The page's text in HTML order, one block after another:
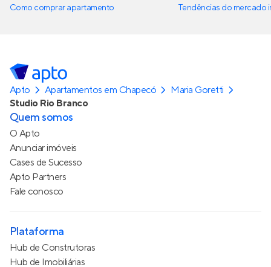
Como comprar apartamento
Tendências do mercado
Apto Apartamentos em Chapecó
Maria Goretti
Studio Rio Branco
Quem somos
O Apto
Anunciar imóveis
Cases de Sucesso
Apto Partners
Fale conosco
Plataforma
Hub de Construtoras
Hub de Imobiliárias